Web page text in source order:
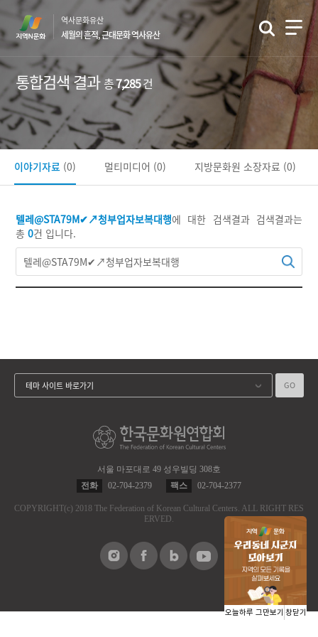
문
바
로
기
역사문화유산
세월의 흔적, 근대문화 역사유산
통합검색 결과총7,285건
텔레@STA79M✔↗청부업자보복대행에 대한 검색결과 검색결과는
총0건 입니다.
이야기자료 (0) 멀티미디어 (0) 지방문화원 소장자료 (0)
서울 마포대로 49 성우빌딩 308호
전화
02-704-2379 팩스 02-704-2377
COPYRIGHT(c) 2018 The Federation of Korean Cultural Centers. ALL RIGHT RES
ERVED.
테마 사이트 바로가기 GO
오늘하루 그만보기 창닫기